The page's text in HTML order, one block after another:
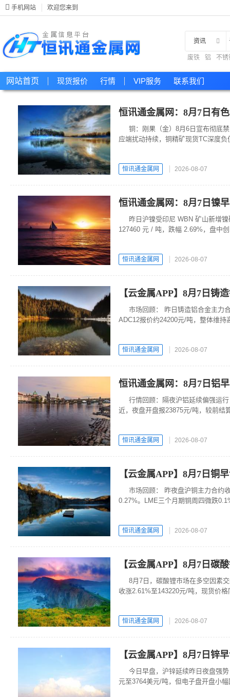
手机网站 欢迎您来到
资讯
现货
废铁 铝 不锈
网站首页 现货报价 行情 VIP服务 联系我们
恒讯通金属网：8月7日有
铜：刚果（金）8月6日宣布彻底
应端扰动持续，铜精矿现货TC深度
恒讯通金属网 2026-08-07
恒讯通金属网：8月7日镍
昨日沪镍受印尼 WBN 矿山新增
127460 元 / 吨，跌幅 2.69%，盘中
恒讯通金属网 2026-08-07
【云金属APP】8月7日铸
市场回顾： 昨日铸造铝合金主力
ADC12报价约24200元/吨，整体维持
恒讯通金属网 2026-08-07
恒讯通金属网：8月7日铝
行情回顾：隔夜沪铝延续偏强运
近，夜盘开盘报23875元/吨，较前结
恒讯通金属网 2026-08-07
【云金属APP】8月7日铜
市场回顾： 昨夜盘沪铜主力合约
0.27%。LME三个月期铜周四微跌
恒讯通金属网 2026-08-07
【云金属APP】8月7日碳
8月7日，碳酸锂市场在多空因素
收涨2.61%至143220元/吨，现货价
恒讯通金属网 2026-08-07
【云金属APP】8月7日锌
今日早盘，沪锌延续昨日夜盘强
元至3764美元/吨，但电子盘开盘小